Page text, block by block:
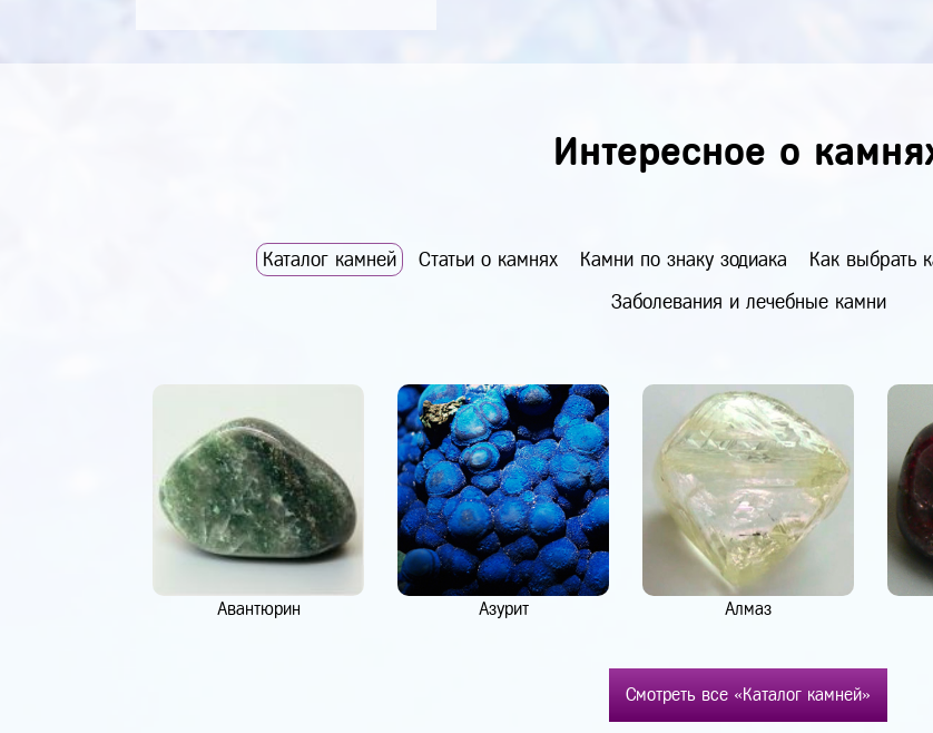
Интересное о
Каталог камней Статьи о камнях Камни по знаку зодиака Как выбрать
Заболевания и лечебные камни
Авантюрин Азурит Алмаз
Смотреть все «Каталог камней»